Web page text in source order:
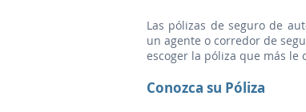
Las pólizas de seguro de
un agente o corredor de
escoger la póliza que más le
Conozca su Póliza